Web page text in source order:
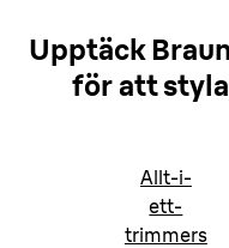
Upptäck
föratt
Allt-i-
ett-
trimmers